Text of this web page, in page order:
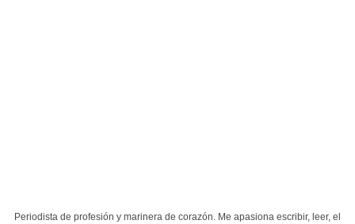
Periodista de profesión y marinera de corazón. Me apasiona escribir, leer, el